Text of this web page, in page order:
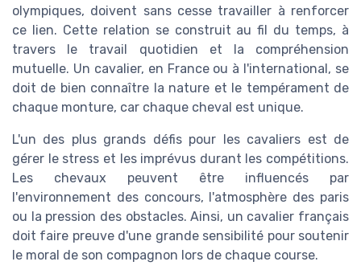
olympiques, doivent sans cesse travailler à renforcer
ce lien. Cette relation se construit au fil du temps, à
travers le travail quotidien et la compréhension
mutuelle. Un cavalier, en France ou à l'international, se
doit de bien connaître la nature et le tempérament de
chaque monture, car chaque cheval est unique.
L'un des plus grands défis pour les cavaliers est de
gérer le stress et les imprévus durant les compétitions.
Les chevaux peuvent être influencés par
l'environnement des concours, l'atmosphère des paris
ou la pression des obstacles. Ainsi, un cavalier français
doit faire preuve d'une grande sensibilité pour soutenir
le moral de son compagnon lors de chaque course.